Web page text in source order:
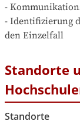
-
- Identifizierung
den Einzelfall
Standorte
Standorte